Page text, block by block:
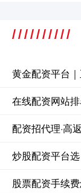
黄金配资平台
在线配资网站
配资招代理·高
炒股配资平台
股票配资手续